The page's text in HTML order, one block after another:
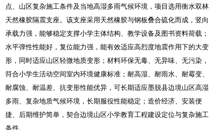
点、山区复杂施工条件及当地高湿多雨气候环境，项目选用衡水双林
天然橡胶隔震支座。该支座采用天然橡胶与钢板叠合硫化而成，竖向
承载力强，能够稳定支撑小学主体结构、教学设备及图书资料荷载；
水平弹性性能好，复位能力强，能有效适应高烈度地震作用下的大变
形，同时适应山区轻微地质变形；材料环保无毒、无异味、无污染，
符合小学生活动空间室内环境健康标准；耐高湿、耐雨水、耐霉变、
耐腐蚀、耐温差、抗变形性能优异，可长期适应墨脱县边境山区高湿
多雨、复杂地质气候环境，长期服役性能稳定；造价经济、安装便
捷、后期维护简单，契合边境山区小学教育工程建设定位与复杂施工
条件。